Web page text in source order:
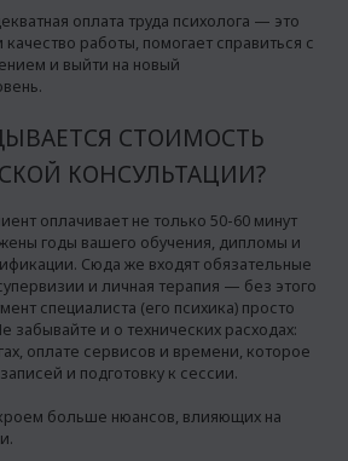
оплата труда психолога — это
работы, помогает справиться с
и выйти на новый
СТОИМОСТЬ
КОНСУЛЬТАЦИИ?
оплачивает не только 50-60 минут
годы вашего обучения, дипломы и
Сюда же входят обязательные
и личная терапия — без этого
специалиста (его психика) просто
забывайте и о технических расходах:
оплате сервисов и времени, которое
и подготовку к сессии.
больше нюансов, влияющих на